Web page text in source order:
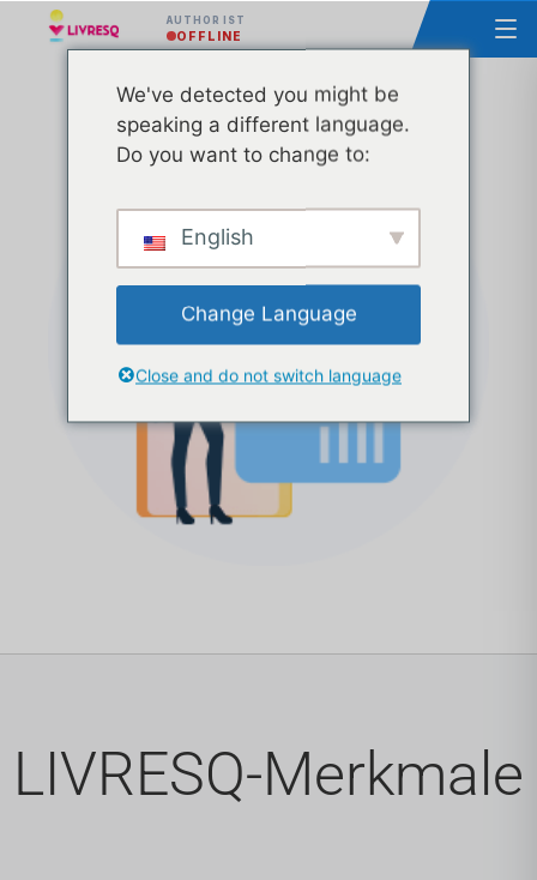
AUTHOR IST
OFFLINE
Kurs - Grundlagen der LIVRESQ - Gruppe 40
LIVRESQ-Merkmale
We've detected you might be
speaking a different language.
Do you want to change to:
English
Change Language
Close and do not switch language